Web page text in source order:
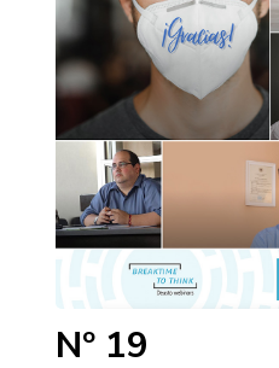
Nº 19